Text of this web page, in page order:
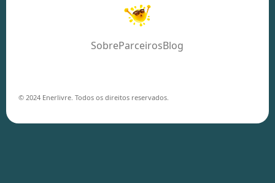
© 2024 Enerlivre. Todos os direitos reservados.
SobreParceirosBlog